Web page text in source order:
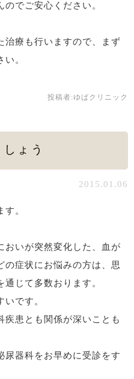
でご安心ください。
治療も行いますので、まず
。
投稿者: ゆばクリニック
ょう
2015.01.06
。
おいが突然変化した、血が
の症状にお悩みの方は、思
じて多数おります。
です。
疾患とも関係が深いことも
尿器科をお早めに受診をす